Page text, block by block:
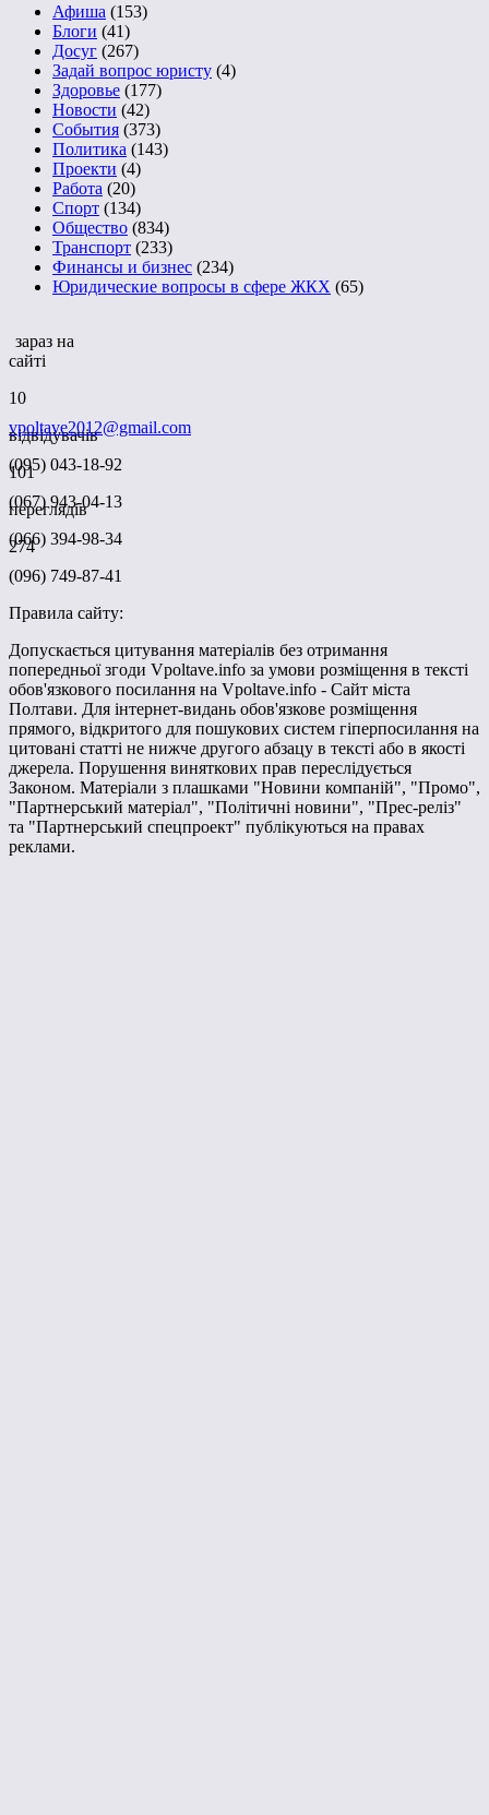
Афиша (153)
Блоги (41)
Досуг (267)
Задай вопрос юристу (4)
Здоровье (177)
Новости (42)
События (373)
Политика (143)
Проекти (4)
Работа (20)
Спорт (134)
Общество (834)
Транспорт (233)
Финансы и бизнес (234)
Юридические вопросы в сфере ЖКХ (65)
зараз на
сайті
10
відвідувачів
101
переглядів
274
vpoltave2012@gmail.com
(095) 043-18-92
(067) 943-04-13
(066) 394-98-34
(096) 749-87-41
Правила сайту:
Допускається цитування матеріалів без отримання
попередньої згоди Vpoltave.info за умови розміщення в тексті
обов'язкового посилання на Vpoltave.info - Сайт міста
Полтави. Для інтернет-видань обов'язкове розміщення
прямого, відкритого для пошукових систем гіперпосилання на
цитовані статті не нижче другого абзацу в тексті або в якості
джерела. Порушення виняткових прав переслідується
Законом. Матеріали з плашками "Новини компаній", "Промо",
"Партнерський матеріал", "Політичні новини", "Прес-реліз"
та "Партнерський спецпроект" публікуються на правах
реклами.